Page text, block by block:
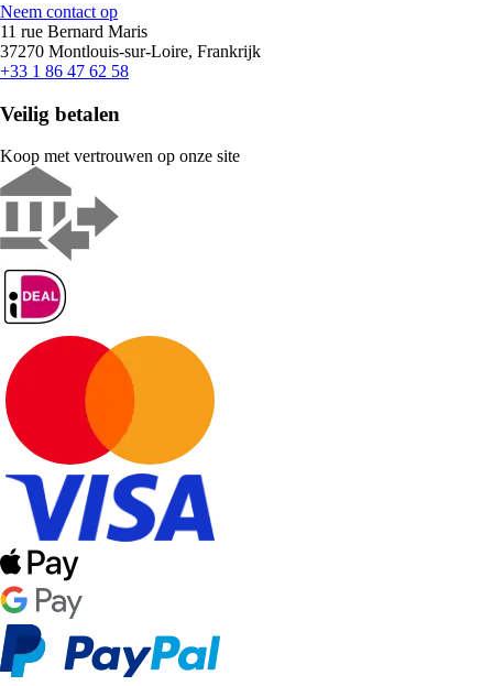
Neem contact op
11 rue Bernard Maris
37270 Montlouis-sur-Loire, Frankrijk
+33 1 86 47 62 58
Veilig betalen
Koop met vertrouwen op onze site